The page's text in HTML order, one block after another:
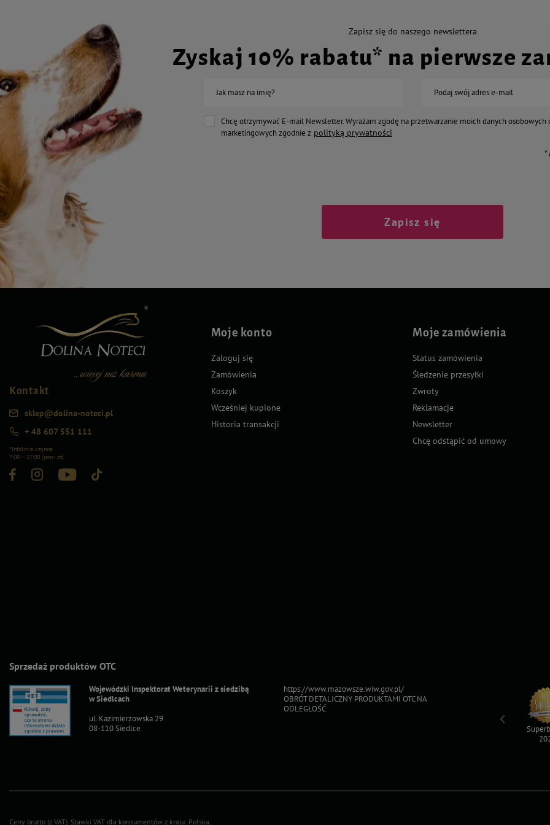
Zapisz się do naszego newslettera
Zyskaj 10% rabatu* na pierwsze
Jak masz na imię? Podaj swój adres e-mail
Chcę otrzymywać E-mail Newsletter. Wyrażam zgodę na przetwarzanie moich danych osobowych
marketingowych zgodnie z polityką prywatności
*
Zapisz się
Kontakt
sklep@dolina-noteci.pl
+ 48 607 551 111
*Infolinia czynna
7:00 – 17:00 (pon–pt)
Moje konto
Zaloguj się
Zamówienia
Koszyk
Wcześniej kupione
Historia transakcji
Moje zamówienia
Status zamówienia
Śledzenie przesyłki
Zwroty
Reklamacje
Newsletter
Chcę odstąpić od umowy
Sprzedaż produktów OTC
Wojewódzki Inspektorat Weterynarii z siedzibą
w Siedlcach
ul. Kazimierzowska 29
08-110 Siedlce
https://www.mazowsze.wiw.gov.pl/
OBRÓT DETALICZNY PRODUKTAMI OTC NA
ODLEGŁOŚĆ
Ceny brutto (z VAT). Stawki VAT dla konsumentów z kraju: Polska.